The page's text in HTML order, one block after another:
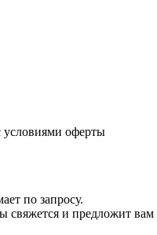
условиями оферты
по запросу.
свяжется и предложит